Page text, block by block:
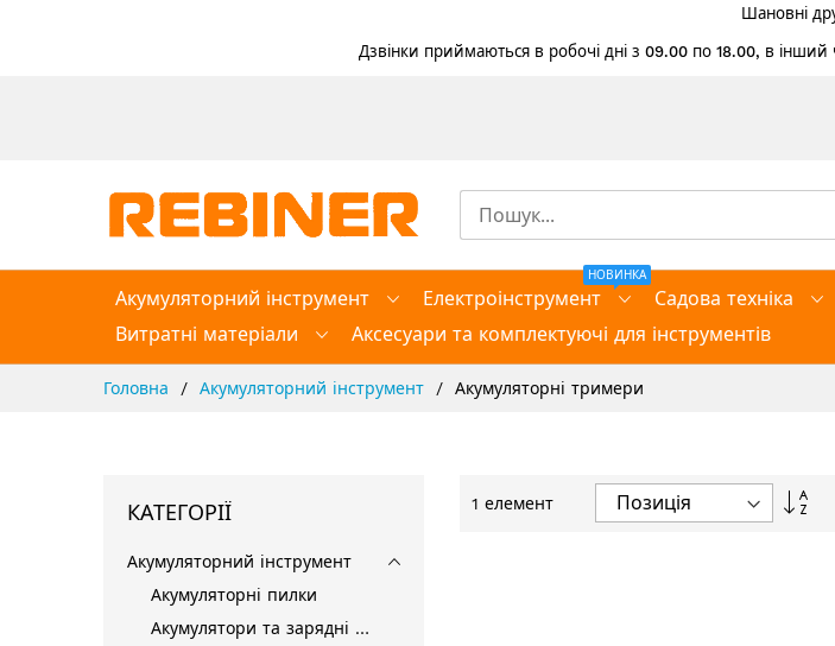
Шановні
Дзвінки приймаються в робочі дні з 09.00 по 18.00, в
Акумуляторний інструмент Електроінструмент
НОВИНКА
Садова техніка
Витратні матеріали
Аксесуари та комплектуючі для інструментів
Головна Акумуляторний інструмент Акумуляторні тримери
1 елемент
КАТЕГОРІЇ
Акумуляторний інструмент
Акумуляторні пилки
Акумулятори та зарядні пристрої